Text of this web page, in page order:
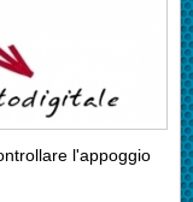
l'appoggio